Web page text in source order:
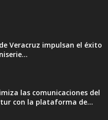
Veracruz impulsan el éxito
las comunicaciones del
con la plataforma de...